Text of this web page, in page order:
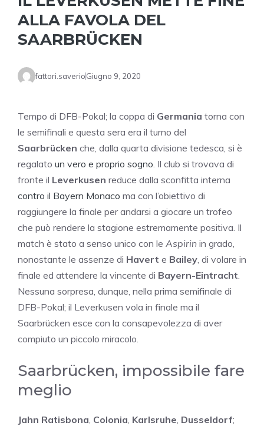
ALLA FAVOLA DEL
SAARBRÜCKEN
fattori.saverioGiugno 9, 2020
Tempo di DFB-Pokal; la coppa di Germania torna con
le semifinali e questa sera era il turno del
Saarbrücken che, dalla quarta divisione tedesca, si è
regalato un vero e proprio sogno. Il club si trovava di
fronte il Leverkusen reduce dalla sconfitta interna
contro il Bayern Monaco ma con l’obiettivo di
raggiungere la finale per andarsi a giocare un trofeo
che può rendere la stagione estremamente positiva. Il
match è stato a senso unico con le Aspirin in grado,
nonostante le assenze di Havert e Bailey, di volare in
finale ed attendere la vincente di Bayern-Eintracht.
Nessuna sorpresa, dunque, nella prima semifinale di
DFB-Pokal; il Leverkusen vola in finale ma il
Saarbrücken esce con la consapevolezza di aver
compiuto un piccolo miracolo.
Saarbrücken, impossibile fare
meglio
Jahn Ratisbona, Colonia, Karlsruhe, Dusseldorf;